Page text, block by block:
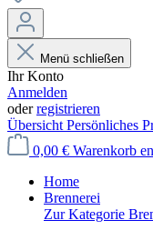
Menü schließen
Ihr Konto
Anmelden
oderregistrieren
Übersicht Persönliches
0,00 € Warenkorb
Home
Brennerei
Zur Kategorie